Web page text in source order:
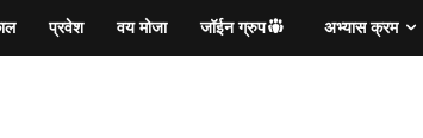
प्रवेश वय मोजा जॉईन ग्रुप अभ्यास क्रम